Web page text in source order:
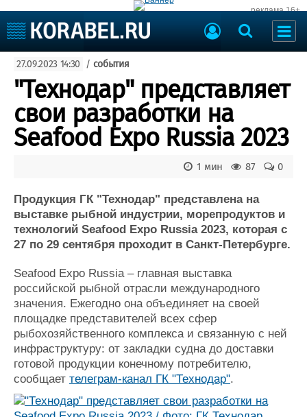
реклама 16+
Судоходство
Судоремонт
События
Порты
Рыболовство
ВМФ
Судостроение
Пульс
Новости
Репутация
Работа
Крюинг
Журнал
Реклама
Торговая площадка
Доска объявлений
Продажа флота
Оборудование
Изделия
Материалы
Услуги
Конференции
Выставки и семинары
Личности
Флот
Галерея флота
Форум
27.09.2023 14:30 / события
"Технодар" представляет
свои разработки на
Seafood Expo Russia 2023
0
87
1 мин
Продукция ГК "Технодар" представлена на
выставке рыбной индустрии, морепродуктов и
технологий Seafood Expo Russia 2023, которая c
27 по 29 сентября проходит в Санкт-Петербурге.
Seafood Expo Russia – главная выставка
российской рыбной отрасли международного
значения. Ежегодно она объединяет на своей
площадке представителей всех сфер
рыбохозяйственного комплекса и связанную с ней
инфраструктуру: от закладки судна до доставки
готовой продукции конечному потребителю,
сообщает телеграм-канал ГК "Технодар".